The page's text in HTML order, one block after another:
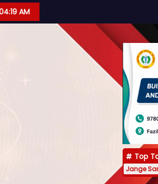
AM
Top
Jange